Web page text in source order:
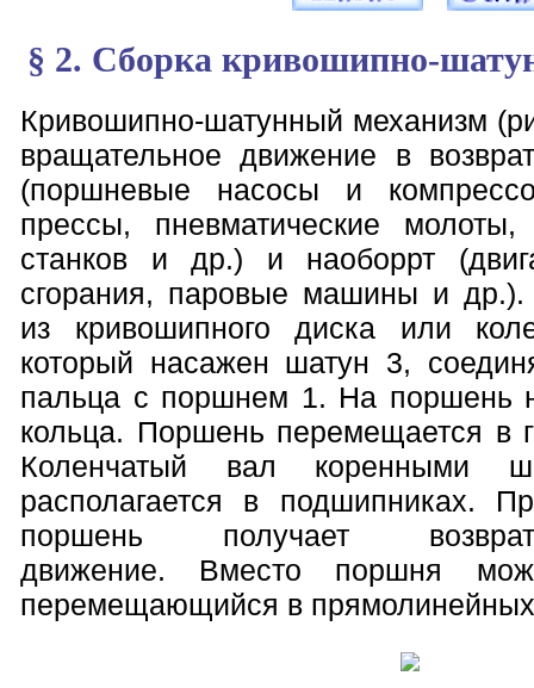
§ 2. Сборка кривошипно-
Кривошипно-шатунный механизм
вращательное движение в
(поршневые насосы и
прессы, пневматические
станков и др.) и наоборрт
сгорания, паровые машины и др.).
из кривошипного диска или
который насажен шатун 3,
пальца с поршнем 1. На поршень
кольца. Поршень перемещается в
Коленчатый вал
располагается в подшипниках.
поршень получает
движение. Вместо поршня
перемещающийся в